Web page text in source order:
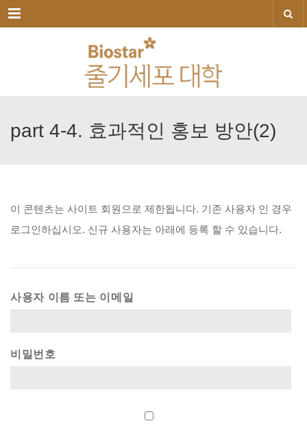
메뉴
part 4-4. 효과적인 홍보 방안(2)
이 콘텐츠는 사이트 회원으로 제한됩니다. 기존 사용자 인 경우
로그인하십시오. 신규 사용자는 아래에 등록 할 수 있습니다.
사용자 이름 또는 이메일
비밀번호